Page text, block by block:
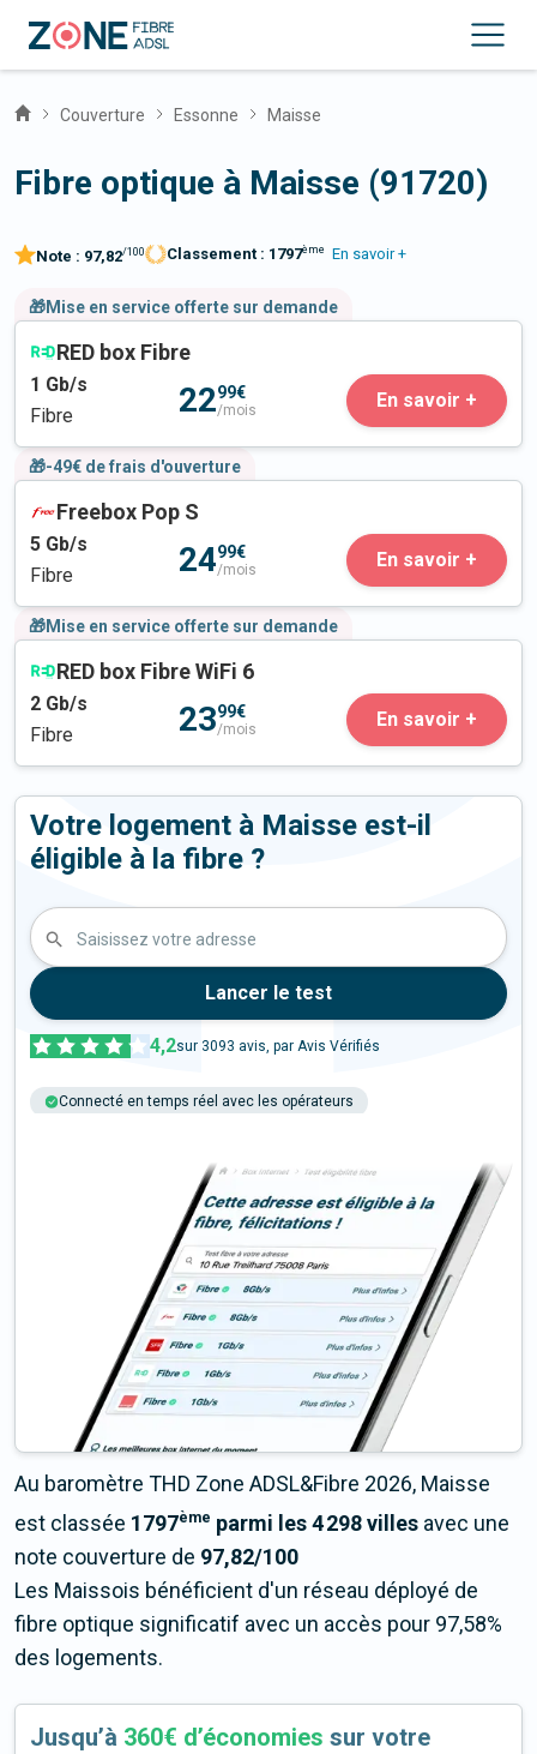
Couverture Essonne Maisse
Fibre optique à Maisse (91720)
Note : 97,82/100 Classement : 1797ème En savoir +
🎁Mise en service offerte sur demande
RED box Fibre
1 Gb/s
Fibre
2299€
/mois En savoir +
🎁-49€ de frais d'ouverture
Freebox Pop S
5 Gb/s
Fibre
2499€
/mois En savoir +
🎁Mise en service offerte sur demande
RED box Fibre WiFi 6
2 Gb/s
Fibre
2399€
/mois En savoir +
Votre logement à Maisse est-il
éligible à la fibre ?
Saisissez votre adresse
Lancer le test
4,2sur 3093 avis, par Avis Vérifiés
Connecté en temps réel avec les opérateurs
Au baromètre THD Zone ADSL&Fibre 2026, Maisse
est classée 1797ème parmi les 4 298 villes avec une
note couverture de 97,82/100
Les Maissois bénéficient d'un réseau déployé de
fibre optique significatif avec un accès pour 97,58%
des logements.
Jusqu’à 360€ d’économies sur votre